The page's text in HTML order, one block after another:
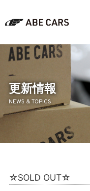
在庫検索
パーツ＆アクセサリー
アフターセールス
採用情報
更新情報
NEWS & TOPICS
☆SOLD OUT☆